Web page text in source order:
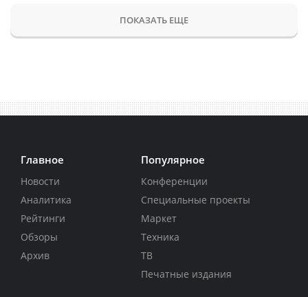
ПОКАЗАТЬ ЕЩЕ
Главное
Новости
Аналитика
Рейтинги
Обзоры
Архив
Популярное
Конференции
Специальные проекты
Маркет
Техника
ТВ
Печатные издания